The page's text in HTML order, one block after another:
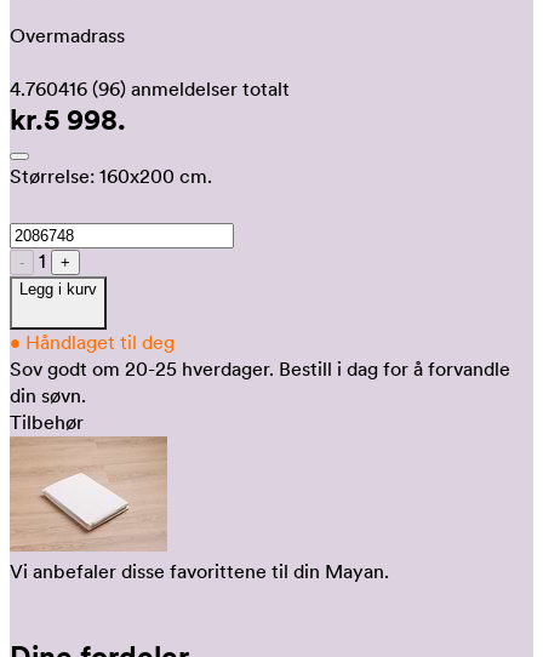
Overmadrass
4.760416 (96) anmeldelser totalt
kr.5 998.
Størrelse: 160x200 cm.
- 1
+
Legg i kurv
• Håndlaget til deg
Sov godt om 20-25 hverdager. Bestill i dag for å forvandle
din søvn.
Tilbehør
Vi anbefaler disse favorittene til din Mayan.